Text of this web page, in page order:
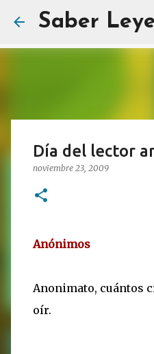
Saber
Día del lector
noviembre 23, 2009
Anónimos
Anonimato, cuántos
oír.